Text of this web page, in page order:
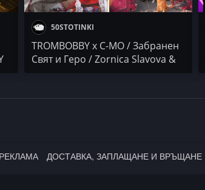
50STOTINKI
TROMBOBBY x C-MO / Забранен
Свят и Геро / Zornica Slavova &
ДОСТАВКА, ЗАПЛАЩАНЕ И ВРЪЩАНЕ